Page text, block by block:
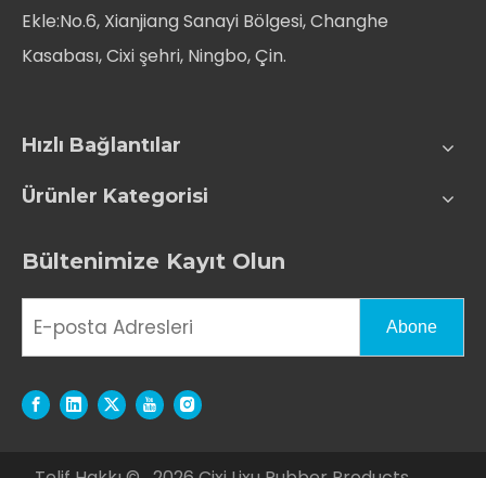
Ekle:No.6, Xianjiang Sanayi Bölgesi, Changhe
Kasabası, Cixi şehri, Ningbo, Çin.
Hızlı Bağlantılar
Ürünler Kategorisi
Bültenimize Kayıt Olun
Abone